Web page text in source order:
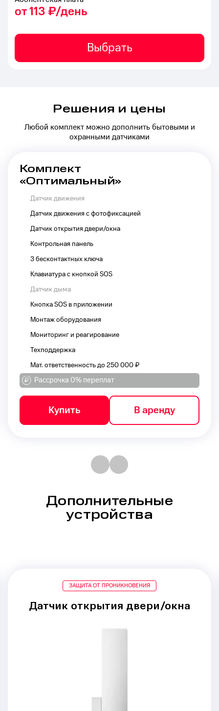
от 113 ₽/день
Выбрать
Решения и цены
Любой комплект можно дополнить бытовыми и
охранными датчиками
Комплект
«Оптимальный»
Датчик движения
Датчик движения с фотофиксацией
Датчик открытия двери/окна
Контрольная панель
3 бесконтактных ключа
Клавиатура с кнопкой SOS
Датчик дыма
Кнопка SOS в приложении
Монтаж оборудования
Мониторинг и реагирование
Техподдержка
Мат. ответственность до 250 000 ₽
Рассрочка 0% переплат
Купить В аренду
Дополнительные
устройства
ЗАЩИТА ОТ ПРОНИКНОВЕНИЯ
Датчик открытия двери/окна